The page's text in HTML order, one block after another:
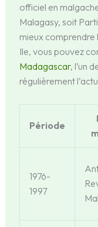
officiel en
Malagasy, soit
mieux
Ile, vous pouvez
Madagascar, l’un
régulièrement
Période
1976-
1997